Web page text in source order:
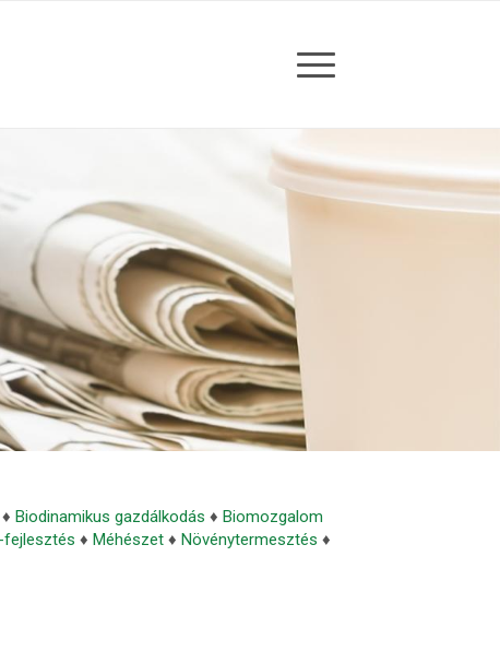
♦ Biodinamikus gazdálkodás ♦ Biomozgalom
fejlesztés ♦ Méhészet♦ Növénytermesztés ♦